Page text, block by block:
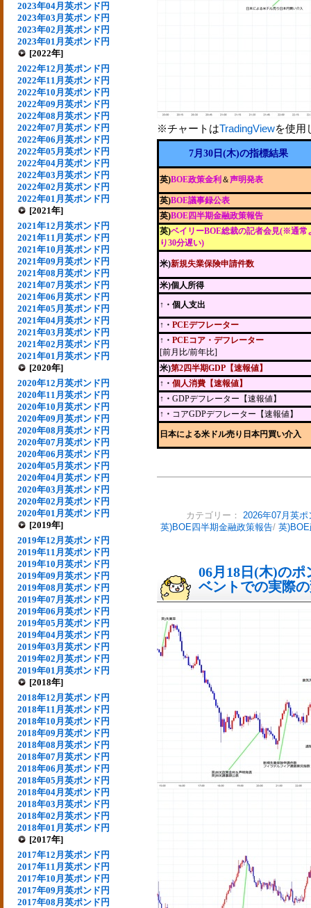
2023年04月英ポンド円
2023年03月英ポンド円
2023年02月英ポンド円
2023年01月英ポンド円
[2022年]
2022年12月英ポンド円
2022年11月英ポンド円
2022年10月英ポンド円
2022年09月英ポンド円
2022年08月英ポンド円
2022年07月英ポンド円
2022年06月英ポンド円
2022年05月英ポンド円
2022年04月英ポンド円
2022年03月英ポンド円
2022年02月英ポンド円
2022年01月英ポンド円
[2021年]
2021年12月英ポンド円
2021年11月英ポンド円
2021年10月英ポンド円
2021年09月英ポンド円
2021年08月英ポンド円
2021年07月英ポンド円
2021年06月英ポンド円
2021年05月英ポンド円
2021年04月英ポンド円
2021年03月英ポンド円
2021年02月英ポンド円
2021年01月英ポンド円
[2020年]
2020年12月英ポンド円
2020年11月英ポンド円
2020年10月英ポンド円
2020年09月英ポンド円
2020年08月英ポンド円
2020年07月英ポンド円
2020年06月英ポンド円
2020年05月英ポンド円
2020年04月英ポンド円
2020年03月英ポンド円
2020年02月英ポンド円
2020年01月英ポンド円
[2019年]
2019年12月英ポンド円
2019年11月英ポンド円
2019年10月英ポンド円
2019年09月英ポンド円
2019年08月英ポンド円
2019年07月英ポンド円
2019年06月英ポンド円
2019年05月英ポンド円
2019年04月英ポンド円
2019年03月英ポンド円
2019年02月英ポンド円
2019年01月英ポンド円
[2018年]
2018年12月英ポンド円
2018年11月英ポンド円
2018年10月英ポンド円
2018年09月英ポンド円
2018年08月英ポンド円
2018年07月英ポンド円
2018年06月英ポンド円
2018年05月英ポンド円
2018年04月英ポンド円
2018年03月英ポンド円
2018年02月英ポンド円
2018年01月英ポンド円
[2017年]
2017年12月英ポンド円
2017年11月英ポンド円
2017年10月英ポンド円
2017年09月英ポンド円
2017年08月英ポンド円
※チャートはTradingViewを使用
7月30日(木)の指標結果
英)BOE政策金利 ＆声明発表
英)BOE議事録公表
英)BOE四半期金融政策報告
英)ベイリーBOE総裁の記者会見(※通常
り30分遅い)
米)新規失業保険申請件数
米)個人所得
↑・個人支出
↑・ PCEデフレーター
↑・ PCEコア・デフレーター
[前月比/前年比]
米)第2四半期GDP【速報値】
↑・ 個人消費【速報値】
↑・ GDPデフレーター【速報値】
↑・ コアGDPデフレーター【速報値】
日本による米ドル売り日本円買い介入
カテゴリー： 2026年07月英ポ
英)BOE四半期金融政策報告/ 英
06月18日(木)の
ベントでの実際